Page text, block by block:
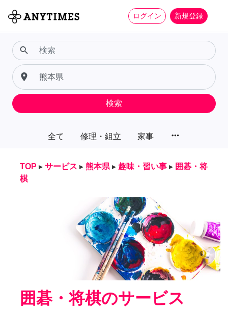
ログイン 新規登録
全て 修理・組立 家事 more_horiz
search
place
検索
TOP ▸ サービス ▸ 熊本県 ▸ 趣味・習い事 ▸ 囲碁・将
棋
囲碁・将棋のサービス